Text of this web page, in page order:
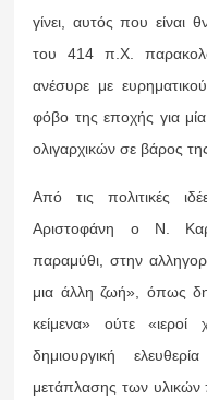
γίνει, αυτός που είναι
του 414 π.Χ.
ανέσυρε με
φόβο της εποχής για
ολιγαρχικών σε βάρος
Από τις πολιτικές
Αριστοφάνη ο Ν.
παραμύθι, στην
μια άλλη ζωή», όπως
κείμενα» ούτε
δημιουργική
μετάπλασης των υλικών